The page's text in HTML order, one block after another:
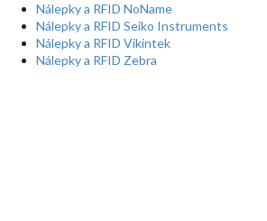
Nálepky a RFID NoName
Nálepky a RFID Seiko Instruments
Nálepky a RFID Vikintek
Nálepky a RFID Zebra